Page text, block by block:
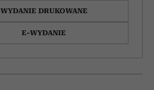
WYDANIE DRUKOWANE
E-WYDANIE